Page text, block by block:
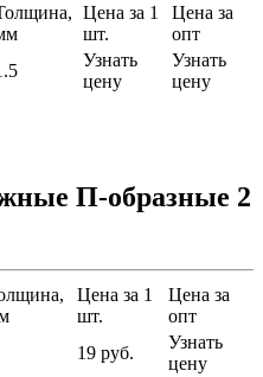
Цена за 1
шт.
Цена за
опт
Узнать
цену
Узнать
цену
П-образные 2
Цена за 1
шт.
Цена за
опт
19 руб.
Узнать
цену